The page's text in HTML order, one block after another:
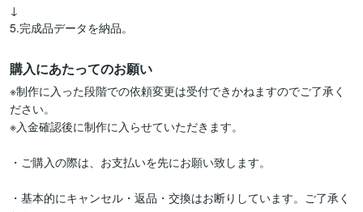
↓
5.完成品データを納品。
購入にあたってのお願い
※制作に入った段階での依頼変更は受付できかねますのでご了承く
ださい。
※入金確認後に制作に入らせていただきます。
・ご購入の際は、お支払いを先にお願い致します。
・基本的にキャンセル・返品・交換はお断りしています。ご了承く